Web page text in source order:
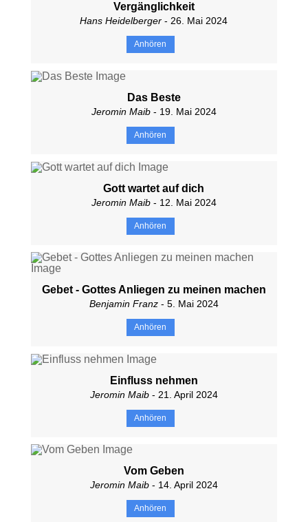
Vergänglichkeit
Hans Heidelberger - 26. Mai 2024
Anhören
Das Beste
Jeromin Maib- 19. Mai 2024
Anhören
Gott wartet auf dich
Jeromin Maib- 12. Mai 2024
Anhören
Gebet - Gottes Anliegen zu meinen machen
Benjamin Franz- 5. Mai 2024
Anhören
Einfluss nehmen
Jeromin Maib- 21. April 2024
Anhören
Vom Geben
Jeromin Maib- 14. April 2024
Anhören